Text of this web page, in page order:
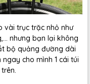
vài trục trặc nhỏ như
nhưng bạn lại không
bộ quảng đường dài
cho mình 1 cái túi